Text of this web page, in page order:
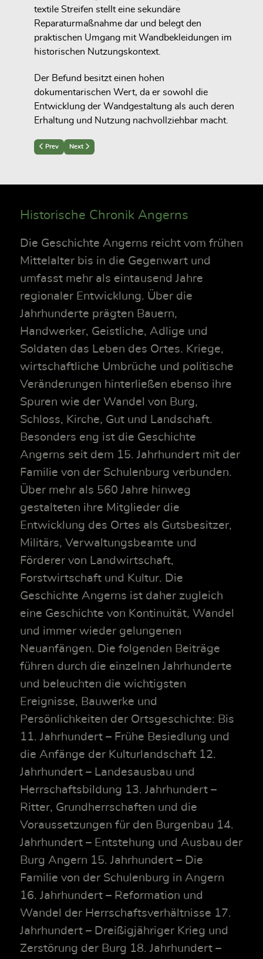
textile Streifen stellt eine sekundäre
Reparaturmaßnahme dar und belegt den
praktischen Umgang mit Wandbekleidungen im
historischen Nutzungskontext.
Der Befund besitzt einen hohen
dokumentarischen Wert, da er sowohl die
Entwicklung der Wandgestaltung als auch deren
Erhaltung und Nutzung nachvollziehbar macht.
Previous article: Befund: Tapetenfassung im Kabinett
Prev Next article: Befund: Späte Wandtapete (ca. 1760–1790)
Next
Historische Chronik Angerns
Die Geschichte Angerns reicht vom frühen
Mittelalter bis in die Gegenwart und
umfasst mehr als eintausend Jahre
regionaler Entwicklung. Über die
Jahrhunderte prägten Bauern,
Handwerker, Geistliche, Adlige und
Soldaten das Leben des Ortes. Kriege,
wirtschaftliche Umbrüche und politische
Veränderungen hinterließen ebenso ihre
Spuren wie der Wandel von Burg,
Schloss, Kirche, Gut und Landschaft.
Besonders eng ist die Geschichte
Angerns seit dem 15. Jahrhundert mit der
Familie von der Schulenburg verbunden.
Über mehr als 560 Jahre hinweg
gestalteten ihre Mitglieder die
Entwicklung des Ortes als Gutsbesitzer,
Militärs, Verwaltungsbeamte und
Förderer von Landwirtschaft,
Forstwirtschaft und Kultur. Die
Geschichte Angerns ist daher zugleich
eine Geschichte von Kontinuität, Wandel
und immer wieder gelungenen
Neuanfängen. Die folgenden Beiträge
führen durch die einzelnen Jahrhunderte
und beleuchten die wichtigsten
Ereignisse, Bauwerke und
Persönlichkeiten der Ortsgeschichte: Bis
11. Jahrhundert – Frühe Besiedlung und
die Anfänge der Kulturlandschaft 12.
Jahrhundert – Landesausbau und
Herrschaftsbildung 13. Jahrhundert –
Ritter, Grundherrschaften und die
Voraussetzungen für den Burgenbau 14.
Jahrhundert – Entstehung und Ausbau der
Burg Angern 15. Jahrhundert – Die
Familie von der Schulenburg in Angern
16. Jahrhundert – Reformation und
Wandel der Herrschaftsverhältnisse 17.
Jahrhundert – Dreißigjähriger Krieg und
Zerstörung der Burg 18. Jahrhundert –